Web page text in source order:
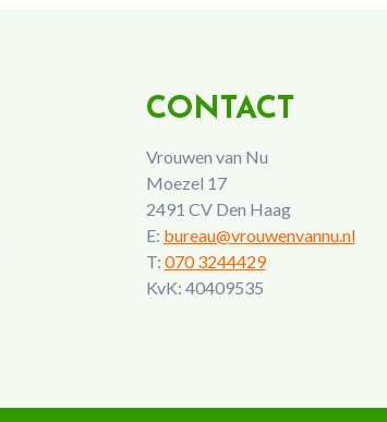
CONTACT
Vrouwen van Nu
Moezel 17
2491 CV Den Haag
E: bureau@vrouwenvannu.nl
T: 070 3244429
KvK: 40409535